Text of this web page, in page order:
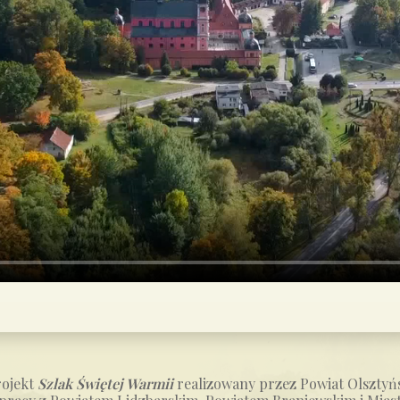
Szlak Świętej Warmiirealizowany przez Powiat